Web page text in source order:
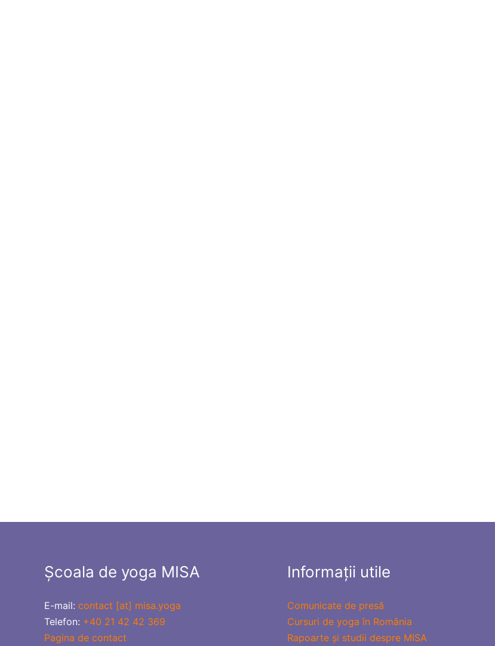
Școala de yoga MISA
E-mail: contact [at] misa.yoga
Telefon: +40 21 42 42 369
Pagina de contact
Informații utile
Comunicate de presă
Cursuri de yoga în România
Rapoarte și studii despre MISA